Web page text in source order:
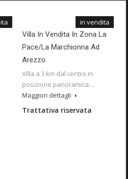
in vendita
Villa In Vendita In Zona La
Pace/La Marchionna Ad
Arezzo
Villa a 3 km dal centro in
posizione panoramica…
Maggiori dettagli
Trattativa riservata